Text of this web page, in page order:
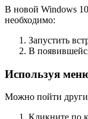
В новой Windows
необходимо:
Запустить
В
Используя
Можно пойти